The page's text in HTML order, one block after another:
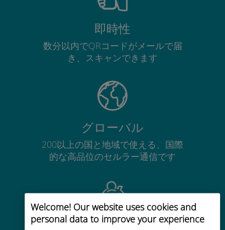
Welcome! Our website uses cookies and
personal data to improve your experience
即時性
数分以内でQRコードがメールで届
き、スキャンできます
グローバル
200以上の国と地域で使える、国際
的な高品位のセルラー通信です
コストパフォーマンス